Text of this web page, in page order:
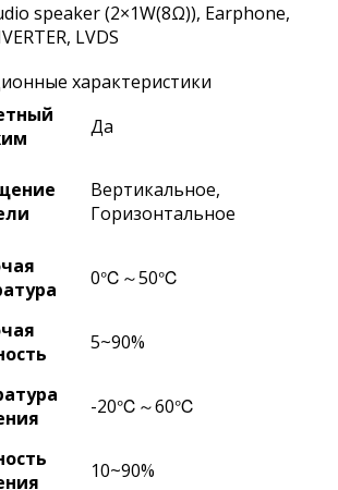
speaker (2×1W(8Ω)), Earphone,
LVDS
характеристики
Да
Вертикальное,
Горизонтальное
0℃～50℃
5~90%
-20℃～60℃
10~90%